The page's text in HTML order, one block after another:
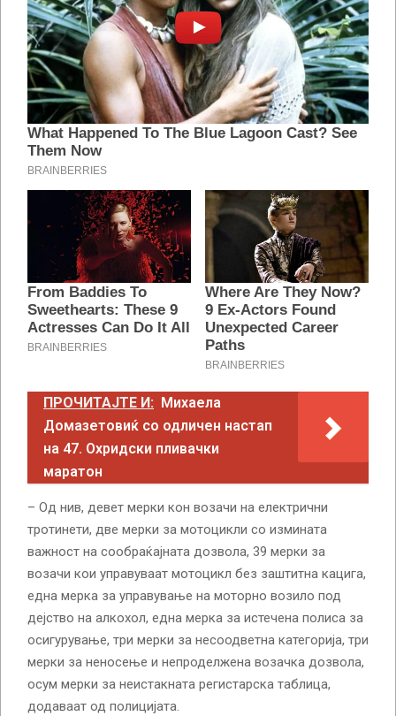
ПРОЧИТАЈТЕ И: Михаела
Домазетовиќ со одличен настап
на 47. Охридски пливачки
маратон
– Од нив, девет мерки кон возачи на електрични
тротинети, две мерки за мотоцикли со измината
важност на сообраќајната дозвола, 39 мерки за
возачи кои управуваат мотоцикл без заштитна кацига,
една мерка за управување на моторно возило под
дејство на алкохол, една мерка за истечена полиса за
осигурување, три мерки за несоодветна категорија, три
мерки за неносење и непроделжена возачка дозвола,
осум мерки за неистакната регистарска таблица,
додаваат од полицијата.